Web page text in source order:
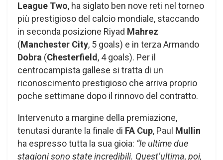
League Two, ha siglato ben nove reti nel torneo
più prestigioso del calcio mondiale, staccando
in seconda posizione Riyad Mahrez
(Manchester City, 5 goals) e in terza Armando
Dobra (Chesterfield, 4 goals). Per il
centrocampista gallese si tratta di un
riconoscimento prestigioso che arriva proprio
poche settimane dopo il rinnovo del contratto.
Intervenuto a margine della premiazione,
tenutasi durante la finale di FA Cup, Paul Mullin
ha espresso tutta la sua gioia: “le ultime due
stagioni sono state incredibili. Quest’ultima, poi,